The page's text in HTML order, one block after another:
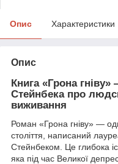
Опис Характеристики
Опис
Книга «Грона
Стейнбека про
виживання
Роман «Грона гніву» —
століття, написаний
Стейнбеком. Це глибока
яка під час Великої